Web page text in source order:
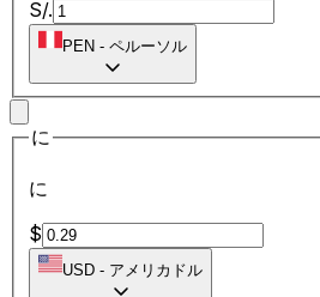
S/.
PEN - ペルーソル
に
に
$
USD - アメリカドル